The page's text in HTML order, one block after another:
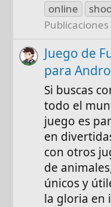
online
Juego de
para
Si buscas
todo el
juego es
en
con otros
de
únicos y
la gloria en